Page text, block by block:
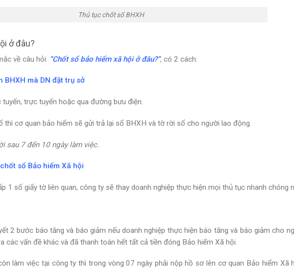
Thủ tục chốt sổ BHXH
ở đâu?
về câu hỏi: “Chốt sổ bảo hiểm xã hội ở đâu?”, có 2 cách:
BHXH mà DN đặt trụ sở
trực tuyến hoặc qua đường bưu điện.
thì cơ quan bảo hiểm sẽ gửi trả lại sổ BHXH và tờ rời sổ cho người lao động.
sau 7 đến 10 ngày làm việc.
sổ Bảo hiểm Xã hội
1 số giấy tờ liên quan, công ty sẽ thay doanh nghiệp thực hiện mọi thủ tục nhanh chóng
2 bước báo tăng và báo giảm nếu doanh nghiệp thực hiện báo tăng và báo giảm cho
các vấn đề khác và đã thanh toán hết tất cả tiền đóng Bảo hiểm Xã hội.
làm việc tại công ty thì trong vòng 07 ngày phải nộp hồ sơ lên cơ quan Bảo hiểm Xã